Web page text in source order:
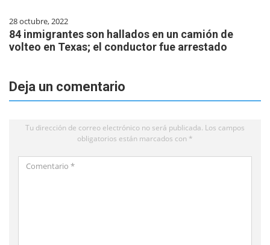
28 octubre, 2022
84 inmigrantes son hallados en un camión de
volteo en Texas; el conductor fue arrestado
Deja un comentario
Tu dirección de correo electrónico no será publicada. Los campos
obligatorios están marcados con *
Comentario